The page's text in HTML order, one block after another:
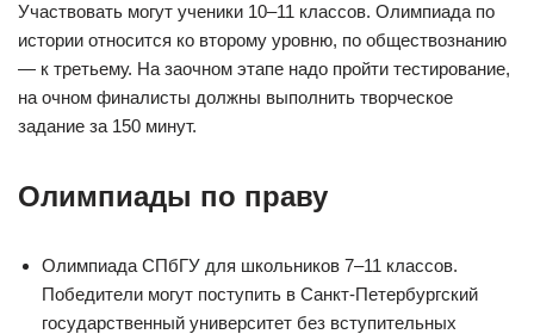
Участвовать могут ученики 10–11 классов. Олимпиада по
истории относится ко второму уровню, по обществознанию
— к третьему. На заочном этапе надо пройти тестирование,
на очном финалисты должны выполнить творческое
задание за 150 минут.
Олимпиады по праву
Олимпиада СПбГУ для школьников 7–11 классов.
Победители могут поступить в Санкт-Петербургский
государственный университет без вступительных